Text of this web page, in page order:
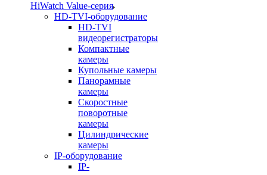
HiWatch Value-серия
HD-TVI-оборудование
HD-TVI
видеорегистраторы
Компактные
камеры
Купольные камеры
Панорамные
камеры
Скоростные
поворотные
камеры
Цилиндрические
камеры
IP-оборудование
IP-